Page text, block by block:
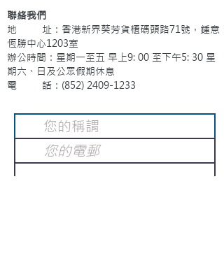
聯絡我們
地 址：香港新界葵芳貨櫃碼頭路71號，鍾意
恆勝中心1203室
辦公時間：星期一至五 早上9: 00 至下午5: 30 星
期六、日及公眾假期休息
電 話：(852) 2409-1233